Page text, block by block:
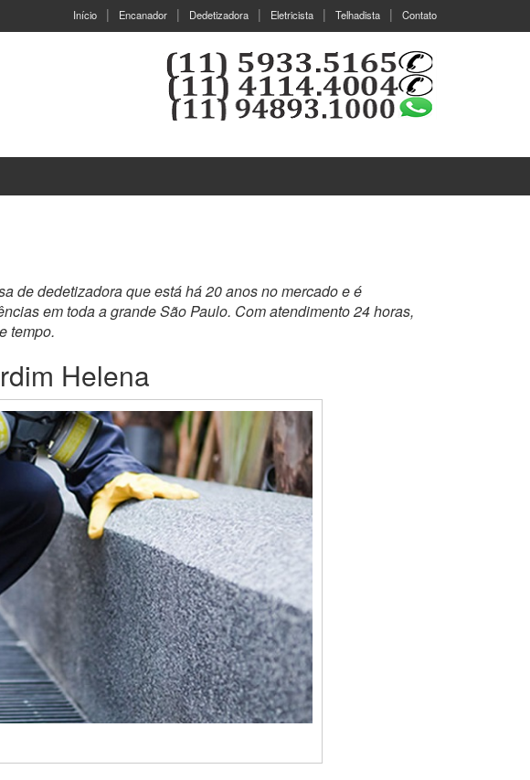
Início Encanador Dedetizadora Eletricista Telhadista Contato
de dedetizadora que está há 20 anos no mercado e é
em toda a grande São Paulo. Com atendimento 24 horas,
tempo.
Helena